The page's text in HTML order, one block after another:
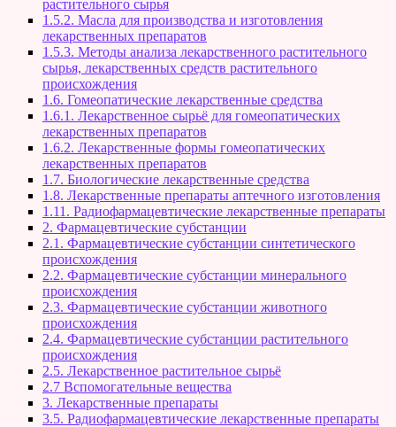
растительного сырья
1.5.2. Масла для производства и изготовления
лекарственных препаратов
1.5.3. Методы анализа лекарственного растительного
сырья, лекарственных средств растительного
происхождения
1.6. Гомеопатические лекарственные средства
1.6.1. Лекарственное сырьё для гомеопатических
лекарственных препаратов
1.6.2. Лекарственные формы гомеопатических
лекарственных препаратов
1.7. Биологические лекарственные средства
1.8. Лекарственные препараты аптечного изготовления
1.11. Радиофармацевтические лекарственные препараты
2. Фармацевтические субстанции
2.1. Фармацевтические субстанции синтетического
происхождения
2.2. Фармацевтические субстанции минерального
происхождения
2.3. Фармацевтические субстанции животного
происхождения
2.4. Фармацевтические субстанции растительного
происхождения
2.5. Лекарственное растительное сырьё
2.7 Вспомогательные вещества
3. Лекарственные препараты
3.5. Радиофармацевтические лекарственные препараты